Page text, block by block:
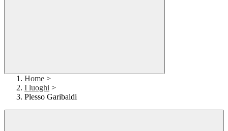
Home >
I luoghi >
Plesso Garibaldi